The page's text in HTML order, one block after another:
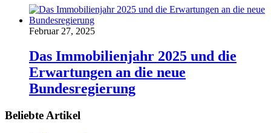
Februar 27, 2025
Das Immobilienjahr 2025 und die
Erwartungen an die neue
Bundesregierung
Beliebte Artikel